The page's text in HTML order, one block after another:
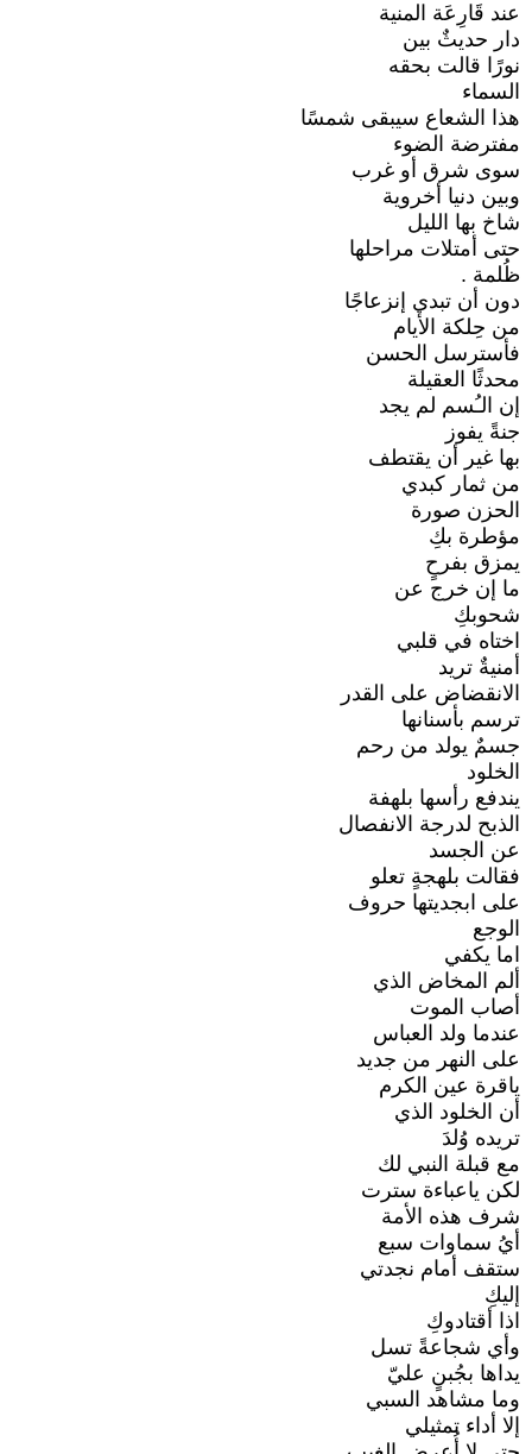
عند قَارِعَة المنية
دار حديثٌ بين
نورًا قالت بحقه
السماء
هذا الشعاع سيبقى شمسًا
مفترضة الضوء
سوى شرق أو غرب
وبين دنيا أخروية
شاخ بها الليل
حتى أمتلات مراحلها
ظُلمة .
دون أن تبدي إنزعاجًا
من حِلكة الأيام
فأسترسل الحسن
محدثًا العقيلة
إن الـُسم لم يجد
جنةً يفوز
بها غير أن يقتطف
من ثمار كبدي
الحزن صورة
مؤطرة بكِ
يمزق بفرحٍ
ما إن خرج عن
شحوبكِ
اختاه في قلبي
أمنيةٌ تريد
الانقضاض على القدر
ترسم بأسنانها
جسمٌ يولد من رحم
الخلود
يندفع رأسها بلهفة
الذبح لدرجة الانفصال
عن الجسد
فقالت بلهجةٍ تعلو
على ابجديتها حروف
الوجع
اما يكفي
ألم المخاض الذي
أصاب الموت
عندما ولد العباس
على النهر من جديد
ياقرة عين الكرم
أن الخلود الذي
تريده وُلدَ
مع قبلة النبي لك
لكن ياعباءة سترت
شرف هذه الأمة
أيُ سماوات سبع
ستقف أمام نجدتي
إليكِ
اذا أقتادوكِ
وأي شجاعةً تسل
يداها بجُبنٍ عليّ
وما مشاهد السبي
إلا أداء تمثيلي